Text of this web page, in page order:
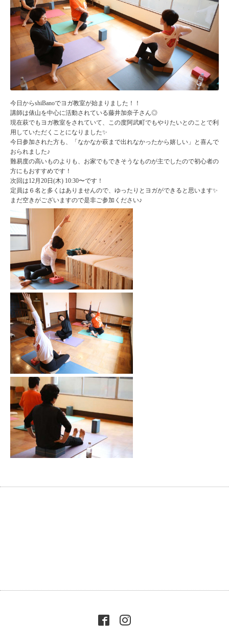
今日からshiBanoでヨガ教室が始まりました！！
講師は俵山を中心に活動されている藤井加奈子さん◎
現在萩でもヨガ教室をされていて、この度阿武町でもやりたいとのことで利
用していただくことになりました✨
今日参加された方も、「なかなか萩まで出れなかったから嬉しい」と喜んで
おられました♪
難易度の高いものよりも、お家でもできそうなものが主でしたので初心者の
方にもおすすめです！
次回は12月20日(木) 10:30〜です！
定員は６名と多くはありませんので、ゆったりとヨガができると思います✨
まだ空きがございますので是非ご参加ください♪